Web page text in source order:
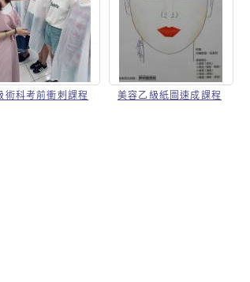
術科考前衝刺課程 美容乙級紙圖速成課程